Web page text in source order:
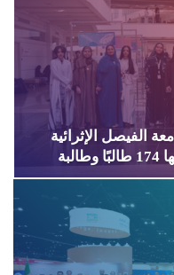
الفيصل الإثرائية